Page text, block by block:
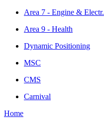
Area 7 - Engine & Electr.
Area 9 - Health
Dynamic Positioning
MSC
CMS
Carnival
Home